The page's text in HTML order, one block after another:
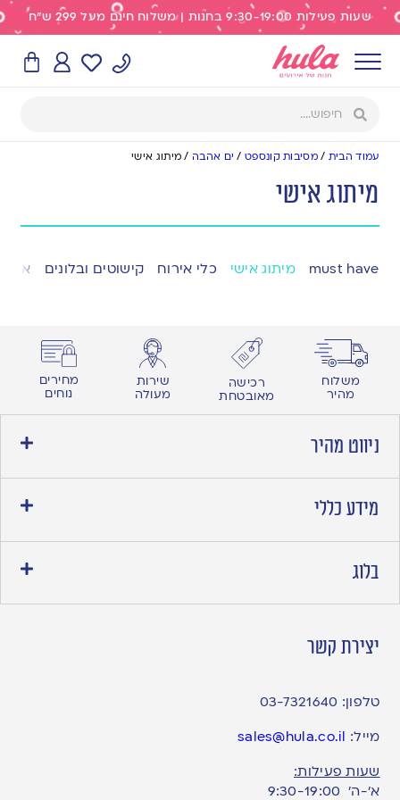
שעות פעילות 9:30-19:00 בחנות | משלוח חינם מעל 299 ש"ח
עמוד הבית /מסיבות קונספט/ ים אהבה/ מיתוג אישי
מיתוג אישי
must have מיתוג אישי כלי אירוח קישוטים ובלונים
משלוח
מהיר
רכישה
מאובטחת
שירות
מעולה
מחירים
נוחים
ניווט מהיר
מידע כללי
בלוג
יצירת קשר
טלפון: 03-7321640
מייל: sales@hula.co.il
שעות פעילות:
א’-ה’ 9:30-19:00